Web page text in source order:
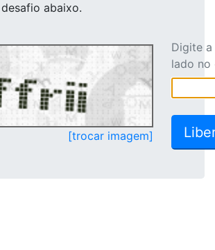
abaixo.
[trocar imagem]
Digite
lado no